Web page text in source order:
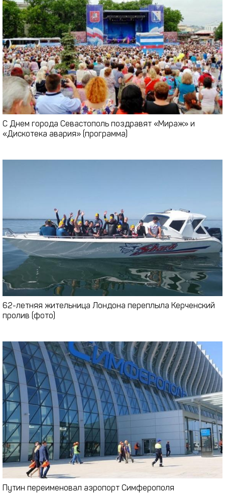
С Днем города Севастополь поздравят «Мираж» и
«Дискотека авария» (программа)
62-летняя жительница Лондона переплыла Керченский
пролив (фото)
Путин переименовал аэропорт Симферополя